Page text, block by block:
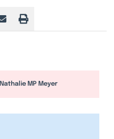
Nathalie MP Meyer